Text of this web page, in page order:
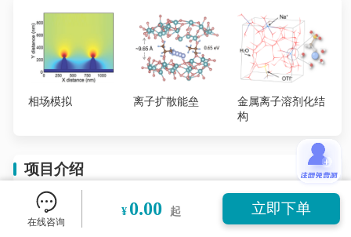
在线咨询
¥ 0.00 起 立即下单
相场模拟 离子扩散能垒
金属离子溶剂化结
构
项目介绍
通过分子动力学(MD)方法研究水系电池中的物质迁
移与扩散。